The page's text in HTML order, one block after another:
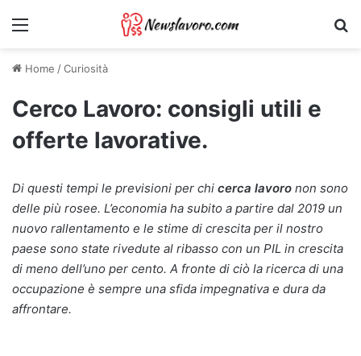
Menu
Home /Curiosità
Cerco Lavoro: consigli utili e
offerte lavorative.
Di questi tempi le previsioni per chi cerca lavoro non sono
delle più rosee. L’economia ha subito a partire dal 2019 un
nuovo rallentamento e le stime di crescita per il nostro
paese sono state rivedute al ribasso con un PIL in crescita
di meno dell’uno per cento. A fronte di ciò la ricerca di una
occupazione è sempre una sfida impegnativa e dura da
affrontare.